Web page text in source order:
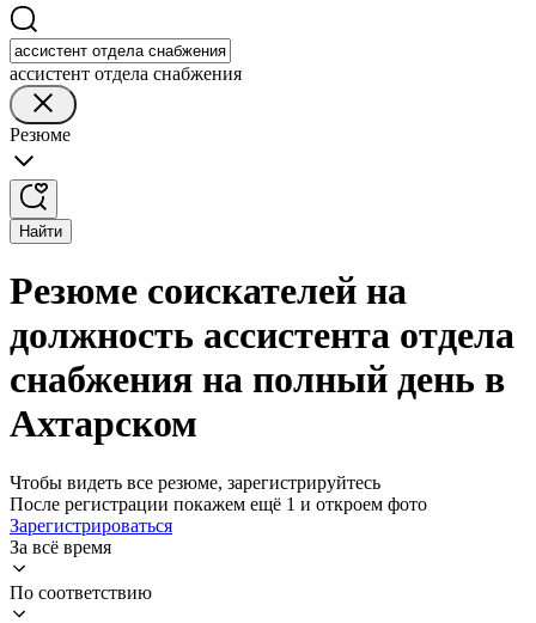
ассистент отдела снабжения
Резюме
Найти
Резюме соискателей на
должность ассистента отдела
снабжения на полный день в
Ахтарском
Чтобы видеть все резюме, зарегистрируйтесь
После регистрации покажем ещё 1 и откроем фото
Зарегистрироваться
За всё время
По соответствию